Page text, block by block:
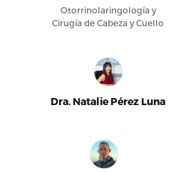
Otorrinolaringología y
Cirugía de Cabeza y Cuello
Dra. Natalie Pérez Luna